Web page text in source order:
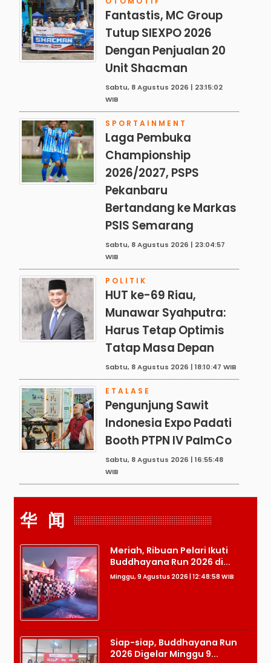
Fantastis, MC Group
Tutup SIEXPO 2026
Dengan Penjualan 20
Unit Shacman
Sabtu, 8 Agustus 2026 | 23:15:02
WIB
SPORTAINMENT
Laga Pembuka
Championship
2026/2027, PSPS
Pekanbaru
Bertandang ke Markas
PSIS Semarang
Sabtu, 8 Agustus 2026 | 23:04:57
WIB
POLITIK
HUT ke-69 Riau,
Munawar Syahputra:
Harus Tetap Optimis
Tatap Masa Depan
Sabtu, 8 Agustus 2026 | 18:10:47 WIB
ETALASE
Pengunjung Sawit
Indonesia Expo Padati
Booth PTPN IV PalmCo
Sabtu, 8 Agustus 2026 | 16:55:48
WIB
华 闻
Meriah, Ribuan Pelari Ikuti
Buddhayana Run 2026 di...
Minggu, 9 Agustus 2026 | 12:48:58 WIB
Siap-siap, Buddhayana Run
2026 Digelar Minggu 9...